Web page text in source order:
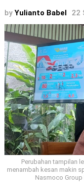
by Yulianto Babel 22
Perubahan tampilan
menambah kesan makin
Nasmoco